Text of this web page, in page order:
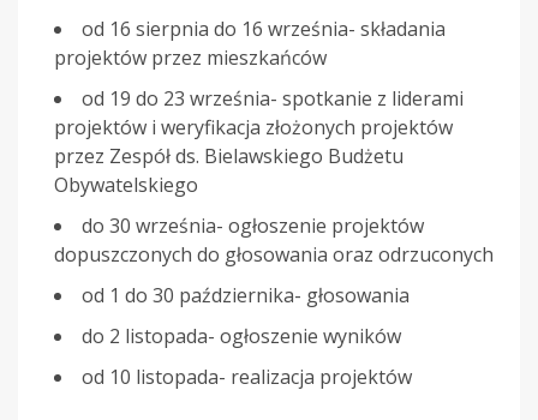
od 16 sierpnia do 16 września- składania
projektów przez mieszkańców
od 19 do 23 września- spotkanie z liderami
projektów i weryfikacja złożonych projektów
przez Zespół ds. Bielawskiego Budżetu
Obywatelskiego
do 30 września- ogłoszenie projektów
dopuszczonych do głosowania oraz odrzuconych
od 1 do 30 października- głosowania
do 2 listopada- ogłoszenie wyników
od 10 listopada- realizacja projektów